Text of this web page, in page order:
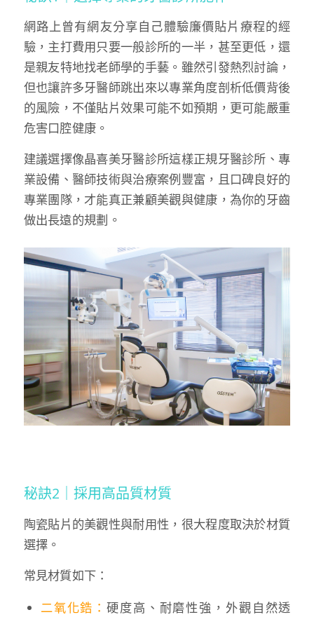
網路上曾有網友分享自己體驗廉價貼片療程的經
驗，主打費用只要一般診所的一半，甚至更低，還
是親友特地找老師學的手藝。雖然引發熱烈討論，
但也讓許多牙醫師跳出來以專業角度剖析低價背後
的風險，不僅貼片效果可能不如預期，更可能嚴重
危害口腔健康。
建議選擇像晶喜美牙醫診所這樣正規牙醫診所、專
業設備、醫師技術與治療案例豐富，且口碑良好的
專業團隊，才能真正兼顧美觀與健康，為你的牙齒
做出長遠的規劃。
秘訣2｜採用高品質材質
陶瓷貼片的美觀性與耐用性，很大程度取決於材質
選擇。
常見材質如下：
二氧化鋯：硬度高、耐磨性強，外觀自然透